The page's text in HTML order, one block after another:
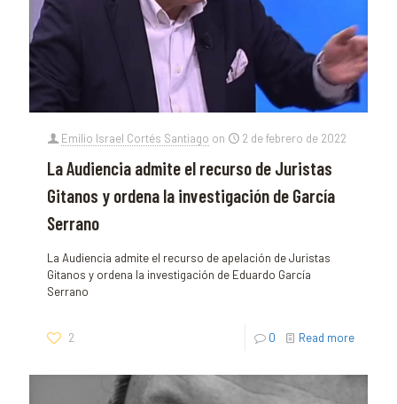
Emilio Israel Cortés Santiago on 2 de febrero de 2022
La Audiencia admite el recurso de Juristas
Gitanos y ordena la investigación de García
Serrano
La Audiencia admite el recurso de apelación de Juristas
Gitanos y ordena la investigación de Eduardo García
Serrano
2 0 Read more